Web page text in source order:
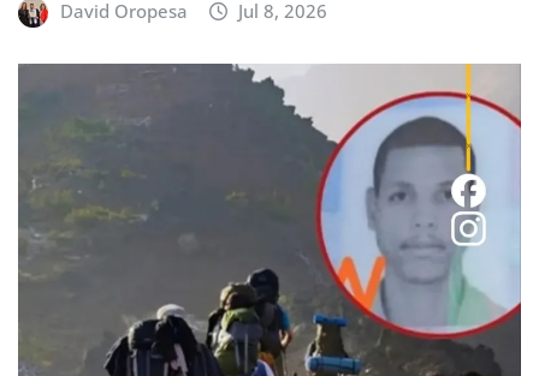
David Oropesa Jul 8, 2026